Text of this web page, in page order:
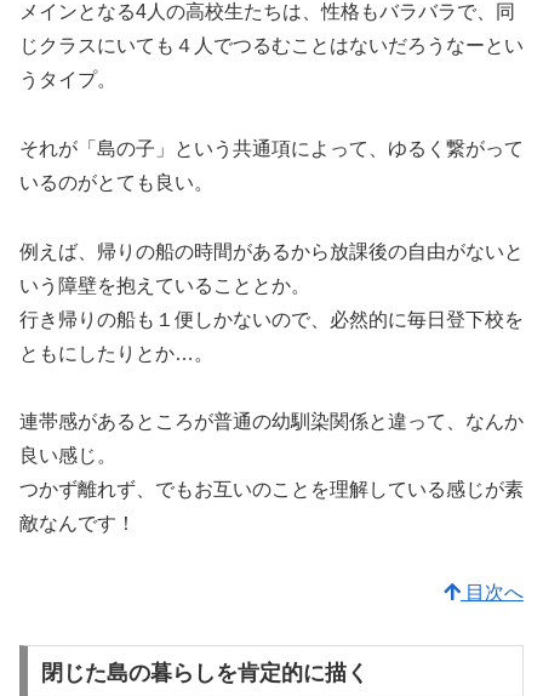
メインとなる4人の高校生たちは、性格もバラバラで、同
じクラスにいても４人でつるむことはないだろうなーとい
うタイプ。
それが「島の子」という共通項によって、ゆるく繋がって
いるのがとても良い。
例えば、帰りの船の時間があるから放課後の自由がないと
いう障壁を抱えていることとか。
行き帰りの船も１便しかないので、必然的に毎日登下校を
ともにしたりとか…。
連帯感があるところが普通の幼馴染関係と違って、なんか
良い感じ。
つかず離れず、でもお互いのことを理解している感じが素
敵なんです！
目次へ
閉じた島の暮らしを肯定的に描く